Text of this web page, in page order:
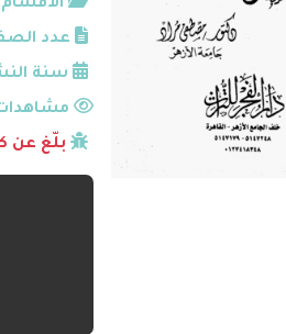
عدد
سنة
بلّغ عن